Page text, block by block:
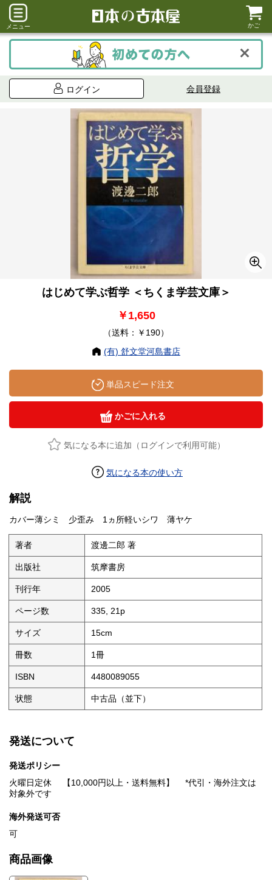
メニュー かご
ログイン 会員登録
はじめて学ぶ哲学 ＜ちくま学芸文庫＞
￥1,650
（送料：￥190）
(有) 舒文堂河島書店
単品スピード注文
かごに入れる
気になる本に追加（ログインで利用可能）
気になる本の使い方
解説
カバー薄シミ 少歪み 1ヵ所軽いシワ 薄ヤケ
著者 渡邊二郎 著
出版社 筑摩書房
刊行年 2005
ページ数 335, 21p
サイズ 15cm
冊数 1冊
ISBN 4480089055
状態 中古品（並下）
発送について
発送ポリシー
火曜日定休 【10,000円以上・送料無料】 *代引・海外注文は
対象外です
海外発送可否
可
商品画像